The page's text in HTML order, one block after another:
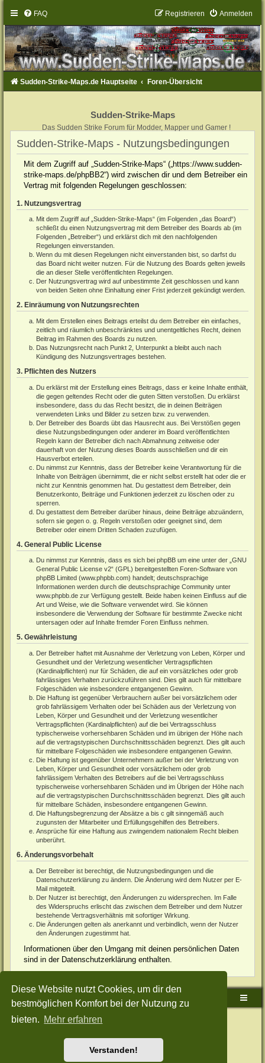
Diese Website nutzt Cookies, um dir den
bestmöglichen Komfort bei der Nutzung zu
bieten. Mehr erfahren
Verstanden!
FAQ Anmelden
Registrieren
Sudden-Strike-Maps.de Hauptseite Foren-Übersicht
Sudden-Strike-Maps
Das Sudden Strike Forum für Modder, Mapper und Gamer !
Sudden-Strike-Maps - Nutzungsbedingungen
Mit dem Zugriff auf „Sudden-Strike-Maps“ („https://www.sudden-
strike-maps.de/phpBB2“) wird zwischen dir und dem Betreiber ein
Vertrag mit folgenden Regelungen geschlossen:
1. Nutzungsvertrag
Mit dem Zugriff auf „Sudden-Strike-Maps“ (im Folgenden „das Board“)
schließt du einen Nutzungsvertrag mit dem Betreiber des Boards ab (im
Folgenden „Betreiber“) und erklärst dich mit den nachfolgenden
Regelungen einverstanden.
Wenn du mit diesen Regelungen nicht einverstanden bist, so darfst du
das Board nicht weiter nutzen. Für die Nutzung des Boards gelten jeweils
die an dieser Stelle veröffentlichten Regelungen.
Der Nutzungsvertrag wird auf unbestimmte Zeit geschlossen und kann
von beiden Seiten ohne Einhaltung einer Frist jederzeit gekündigt werden.
2. Einräumung von Nutzungsrechten
Mit dem Erstellen eines Beitrags erteilst du dem Betreiber ein einfaches,
zeitlich und räumlich unbeschränktes und unentgeltliches Recht, deinen
Beitrag im Rahmen des Boards zu nutzen.
Das Nutzungsrecht nach Punkt 2, Unterpunkt a bleibt auch nach
Kündigung des Nutzungsvertrages bestehen.
3. Pflichten des Nutzers
Du erklärst mit der Erstellung eines Beitrags, dass er keine Inhalte enthält,
die gegen geltendes Recht oder die guten Sitten verstoßen. Du erklärst
insbesondere, dass du das Recht besitzt, die in deinen Beiträgen
verwendeten Links und Bilder zu setzen bzw. zu verwenden.
Der Betreiber des Boards übt das Hausrecht aus. Bei Verstößen gegen
diese Nutzungsbedingungen oder anderer im Board veröffentlichten
Regeln kann der Betreiber dich nach Abmahnung zeitweise oder
dauerhaft von der Nutzung dieses Boards ausschließen und dir ein
Hausverbot erteilen.
Du nimmst zur Kenntnis, dass der Betreiber keine Verantwortung für die
Inhalte von Beiträgen übernimmt, die er nicht selbst erstellt hat oder die er
nicht zur Kenntnis genommen hat. Du gestattest dem Betreiber, dein
Benutzerkonto, Beiträge und Funktionen jederzeit zu löschen oder zu
sperren.
Du gestattest dem Betreiber darüber hinaus, deine Beiträge abzuändern,
sofern sie gegen o. g. Regeln verstoßen oder geeignet sind, dem
Betreiber oder einem Dritten Schaden zuzufügen.
4. General Public License
Du nimmst zur Kenntnis, dass es sich bei phpBB um eine unter der „GNU
General Public License v2“ (GPL) bereitgestellten Foren-Software von
phpBB Limited (www.phpbb.com) handelt; deutschsprachige
Informationen werden durch die deutschsprachige Community unter
www.phpbb.de zur Verfügung gestellt. Beide haben keinen Einfluss auf die
Art und Weise, wie die Software verwendet wird. Sie können
insbesondere die Verwendung der Software für bestimmte Zwecke nicht
untersagen oder auf Inhalte fremder Foren Einfluss nehmen.
5. Gewährleistung
Der Betreiber haftet mit Ausnahme der Verletzung von Leben, Körper und
Gesundheit und der Verletzung wesentlicher Vertragspflichten
(Kardinalpflichten) nur für Schäden, die auf ein vorsätzliches oder grob
fahrlässiges Verhalten zurückzuführen sind. Dies gilt auch für mittelbare
Folgeschäden wie insbesondere entgangenen Gewinn.
Die Haftung ist gegenüber Verbrauchern außer bei vorsätzlichem oder
grob fahrlässigem Verhalten oder bei Schäden aus der Verletzung von
Leben, Körper und Gesundheit und der Verletzung wesentlicher
Vertragspflichten (Kardinalpflichten) auf die bei Vertragsschluss
typischerweise vorhersehbaren Schäden und im übrigen der Höhe nach
auf die vertragstypischen Durchschnittsschäden begrenzt. Dies gilt auch
für mittelbare Folgeschäden wie insbesondere entgangenen Gewinn.
Die Haftung ist gegenüber Unternehmern außer bei der Verletzung von
Leben, Körper und Gesundheit oder vorsätzlichem oder grob
fahrlässigem Verhalten des Betreibers auf die bei Vertragsschluss
typischerweise vorhersehbaren Schäden und im Übrigen der Höhe nach
auf die vertragstypischen Durchschnittsschäden begrenzt. Dies gilt auch
für mittelbare Schäden, insbesondere entgangenen Gewinn.
Die Haftungsbegrenzung der Absätze a bis c gilt sinngemäß auch
zugunsten der Mitarbeiter und Erfüllungsgehilfen des Betreibers.
Ansprüche für eine Haftung aus zwingendem nationalem Recht bleiben
unberührt.
6. Änderungsvorbehalt
Der Betreiber ist berechtigt, die Nutzungsbedingungen und die
Datenschutzerklärung zu ändern. Die Änderung wird dem Nutzer per E-
Mail mitgeteilt.
Der Nutzer ist berechtigt, den Änderungen zu widersprechen. Im Falle
des Widerspruchs erlischt das zwischen dem Betreiber und dem Nutzer
bestehende Vertragsverhältnis mit sofortiger Wirkung.
Die Änderungen gelten als anerkannt und verbindlich, wenn der Nutzer
den Änderungen zugestimmt hat.
Informationen über den Umgang mit deinen persönlichen Daten
sind in der Datenschutzerklärung enthalten.
Sudden-Strike-Maps.de Hauptseite Foren-Übersicht
Powered byphpBB® Forum Software © phpBB Limited
Style: Green-Style-Split by Joyce&LunaphpBB-Style-Design
Nutzungsbedingungen